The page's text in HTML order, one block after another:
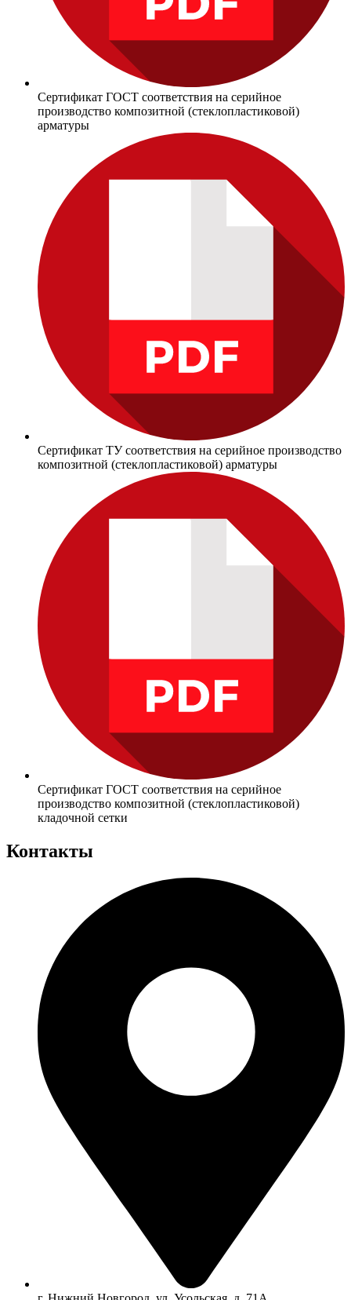
Сертификат ГОСТ соответствия на серийное
производство композитной (стеклопластиковой)
арматуры
Сертификат ТУ соответствия на серийное производство
композитной (стеклопластиковой) арматуры
Сертификат ГОСТ соответствия на серийное
производство композитной (стеклопластиковой)
кладочной сетки
Контакты